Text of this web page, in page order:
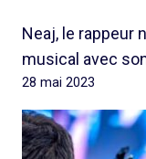
Neaj, le rappeur
musical avec
28 mai 2023